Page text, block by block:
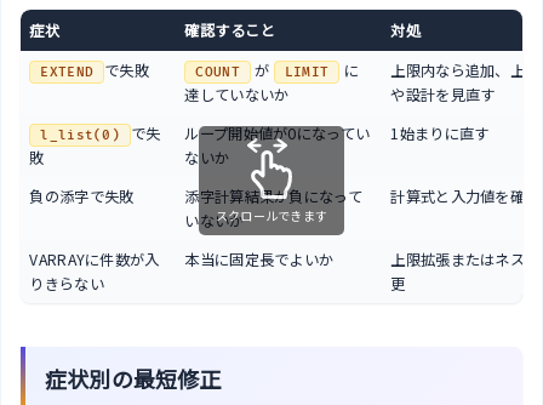
症状 確認すること 対処
EXTEND で失敗 COUNT が LIMIT
に
達していないか
上限内なら追加、上
や設計を見直す
l_list(0)
で失
敗
ループ開始値が0になってい
ないか
1始まりに直す
負の添字で失敗
添字計算結果が負になって
いないか
計算式と入力値を確
VARRAYに件数が入
りきらない
本当に固定長でよいか
上限拡張またはネス
更
スクロールできます
症状別の最短修正